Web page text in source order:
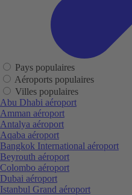
Pays populaires
Aéroports populaires
Villes populaires
Abu Dhabi aéroport
Amman aéroport
Antalya aéroport
Aqaba aéroport
Bangkok International aéroport
Beyrouth aéroport
Colombo aéroport
Dubai aéroport
Istanbul Grand aéroport